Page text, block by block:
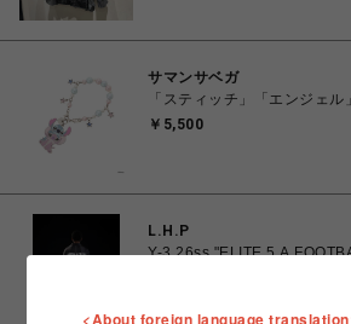
サマンサベガ
「スティッチ」「エンジェ
￥5,500
L.H.P
Y-3 26ss "ELITE 5 A
<About foreign language